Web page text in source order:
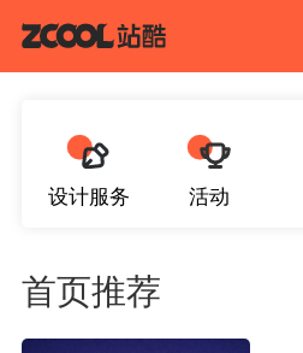
设计服务 活动
首页推荐